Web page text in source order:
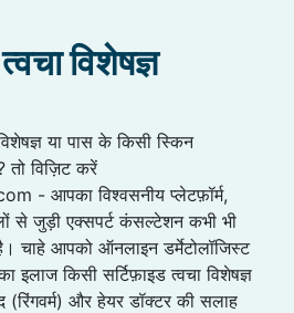
विशेषज्ञ
या पास के किसी स्किन
तो विज़िट करें
- आपका विश्वसनीय प्लेटफ़ॉर्म,
से जुड़ी एक्सपर्ट कंसल्टेशन कभी भी
चाहे आपको ऑनलाइन डर्मेटोलॉजिस्ट
इलाज किसी सर्टिफ़ाइड त्वचा विशेषज्ञ
(रिंगवर्म) और हेयर डॉक्टर की सलाह